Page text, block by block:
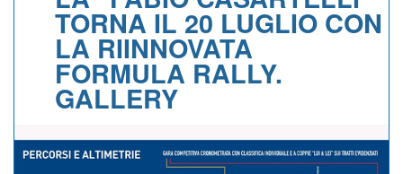
CALENDARIO
ALBI D'ORO
TORNA IL 20 LUGLIO CON
LA RIINNOVATA
FORMULA RALLY.
GALLERY